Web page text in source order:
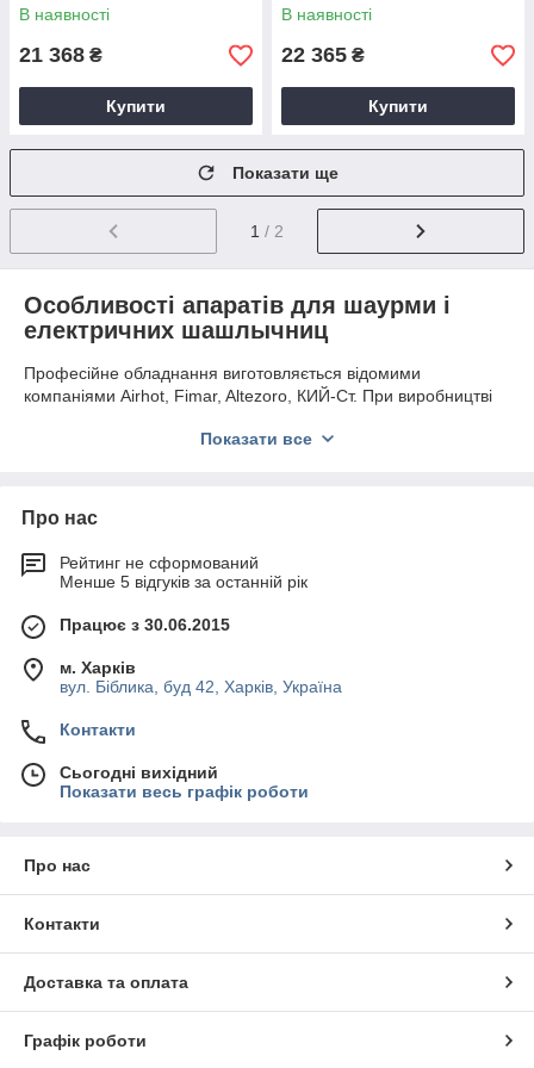
В наявності
21 368 ₴
Купити
В наявності
22 365 ₴
Купити
Показати ще
1 / 2
Особливості апаратів для шаурми і
електричних шашлычниц
Професійне обладнання виготовляється відомими
компаніями Airhot, Fimar, Altezoro, КИЙ-Ст. При виробництві
застосовується міцна нержавіюча сталь, стійка до високих
формою корпусу забезпечується відмінна фокусування тепла
і істотно збільшується швидкість приготування м'яса. Під
Тенамиэлектрошашлычниц в Україні
висувний піддон для води, що дозволяє зволожувати
Пропонована сайтом теплова техніка володіє такими
перевагами:
економічність;
легкість управління;
электрошашлычницу і
Транспортні компанії займуться доставкою техніки у будь-
який куточок України.
Показати все
Про нас
Рейтинг не сформований
Менше 5 відгуків за останній рік
Працює з 30.06.2015
м. Харків
вул. Біблика, буд 42, Харків, Україна
Контакти
Сьогодні вихідний
Показати весь графік роботи
Про нас
Контакти
Доставка та оплата
Графік роботи